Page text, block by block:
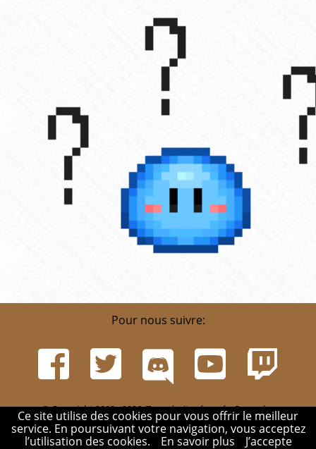
Pour nous suivre:
© Copyright 2002 - 2026. Tous droits réservés. Pour plus
d'informations, rendez-vous sur la page Infos.
Mentions légales-Contact-Réglement-Mon compte
Ce site utilise des cookies pour vous offrir le meilleur
service. En poursuivant votre navigation, vous acceptez
l’utilisation des cookies.
En savoir plus J’accepte